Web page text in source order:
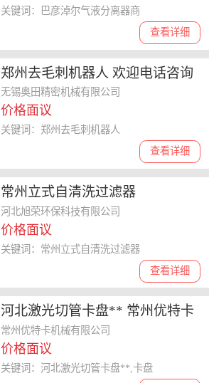
查看详细
关键词：巴彦淖尔气液分离器商
郑州去毛刺机器人 欢迎电话咨询
去毛刺机器人
无锡奥田精密机械有限公司
价格面议
查看详细
关键词：郑州去毛刺机器人
常州立式自清洗过滤器
河北旭荣环保科技有限公司
价格面议
查看详细
关键词：常州立式自清洗过滤器
河北激光切管卡盘** 常州优特卡
机械供应
常州优特卡机械有限公司
价格面议
关键词：河北激光切管卡盘**,卡盘